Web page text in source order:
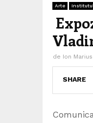
Arte
de Ion
SHARE